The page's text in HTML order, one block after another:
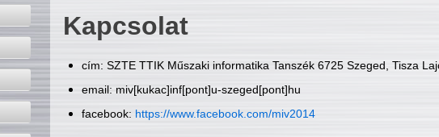
Kapcsolat
cím: SZTE TTIK Műszaki informatika Tanszék 6725 Szeged, Tisza
email: miv[kukac]inf[pont]u-szeged[pont]hu
facebook: https://www.facebook.com/miv2014